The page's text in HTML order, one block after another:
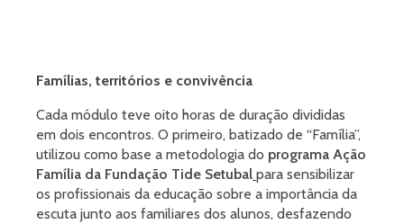
Famílias, territórios e convivência
Cada módulo teve oito horas de duração divididas
em dois encontros. O primeiro, batizado de “Família”,
utilizou como base a metodologia do programa Ação
Família da Fundação Tide Setubal para sensibilizar
os profissionais da educação sobre a importância da
escuta junto aos familiares dos alunos, desfazendo